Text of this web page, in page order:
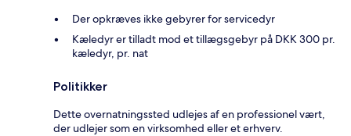
Der opkræves ikke gebyrer for servicedyr
Kæledyr er tilladt mod et tillægsgebyr på DKK 300 pr.
kæledyr, pr. nat
Politikker
Dette overnatningssted udlejes af en professionel vært,
der udlejer som en virksomhed eller et erhverv.